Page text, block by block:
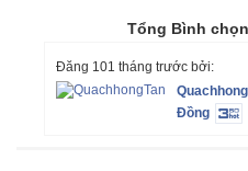
Tổng Bình
Đăng 101 tháng trước bởi:
Đồng